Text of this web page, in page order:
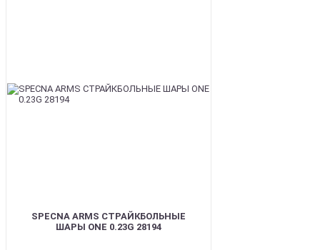
SPECNA ARMS СТРАЙКБОЛЬНЫЕ
ШАРЫ ONE 0.23G 28194